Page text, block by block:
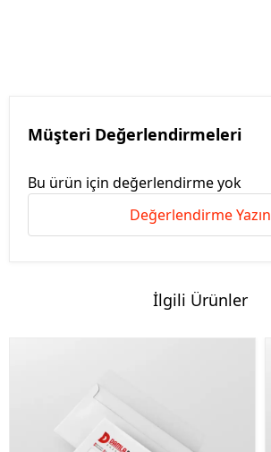
Müşteri Değerlendirmeleri
Bu ürün için değerlendirme yok
Değerlendirme Yazın
İlgili Ürünler